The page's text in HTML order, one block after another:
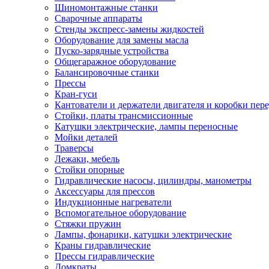
Шиномонтажные станки
Сварочные аппараты
Стенды экспресс-замены жидкостей
Оборудование для замены масла
Пуско-зарядные устройства
Общегаражное оборудование
Балансировочные станки
Прессы
Кран-гуси
Кантователи и держатели двигателя и коробки
Стойки, платы трансмиссионные
Катушки электрические, лампы переносные
Мойки деталей
Траверсы
Лежаки, мебель
Стойки опорные
Гидравлические насосы, цилиндры, манометры
Аксессуары для прессов
Индукционные нагреватели
Вспомогательное оборудование
Стяжки пружин
Лампы, фонарики, катушки электрические
Краны гидравлические
Прессы гидравлические
Домкраты